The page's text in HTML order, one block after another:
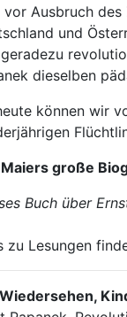
vor Ausbruch
und
dieselben
können wir
große
Buch über
zu Lesungen